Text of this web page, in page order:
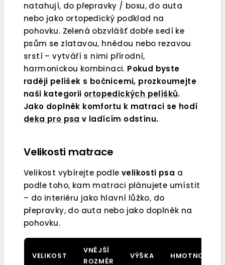
natahují, do přepravky / boxu, do auta
nebo jako ortopedický podklad na
pohovku. Zelená obzvlášť dobře sedí ke
psům se zlatavou, hnědou nebo rezavou
srstí – vytváří s nimi přírodní,
harmonickou kombinaci. Pokud byste
raději pelíšek s bočnicemi, prozkoumejte
naši kategorii ortopedických pelíšků.
Jako doplněk komfortu k matraci se hodí
deka pro psa v ladícím odstínu.
Velikosti matrace
Velikost vybírejte podle velikosti psa a
podle toho, kam matraci plánujete umístit
– do interiéru jako hlavní lůžko, do
přepravky, do auta nebo jako doplněk na
pohovku.
VELIKOST
VNĚJŠÍ
ROZMĚR
VÝŠKA HMOTNOST